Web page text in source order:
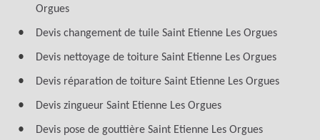
Orgues
Devis changement de tuile Saint Etienne Les Orgues
Devis nettoyage de toiture Saint Etienne Les Orgues
Devis réparation de toiture Saint Etienne Les Orgues
Devis zingueur Saint Etienne Les Orgues
Devis pose de gouttière Saint Etienne Les Orgues